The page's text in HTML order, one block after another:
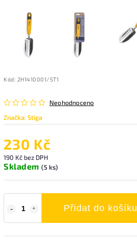
Kód: 2H1410001/ST1
Neohodnoceno
Značka:Stiga
230 Kč
190 Kč bez DPH
Skladem (5 ks)
Přidat do košíku